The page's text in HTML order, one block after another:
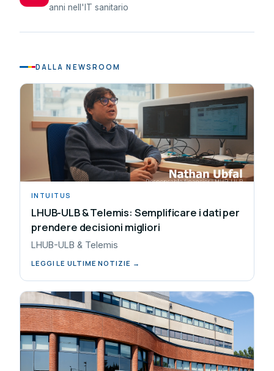
anni nell'IT sanitario
DALLA NEWSROOM
INTUITUS
LHUB-ULB & Telemis: Semplificare i dati per
prendere decisioni migliori
LHUB-ULB & Telemis
LEGGI LE ULTIME NOTIZIE →